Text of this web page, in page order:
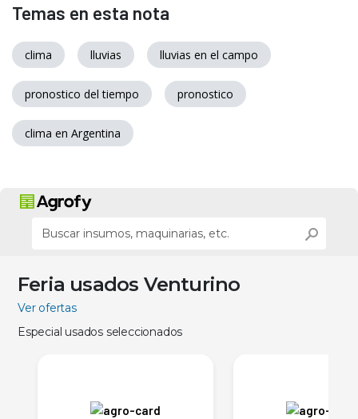
Temas en esta nota
clima lluvias lluvias en el campo
pronostico del tiempo pronostico
clima en Argentina
Feria usados Venturino
Ver ofertas
Especial usados seleccionados